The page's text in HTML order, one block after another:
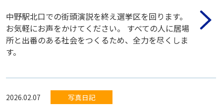
中野駅北口での街頭演説を終え選挙区を回ります。
お気軽にお声をかけてください。 すべての人に居場
所と出番のある社会をつくるため、全力を尽くしま
す。
2026.02.07 写真日記